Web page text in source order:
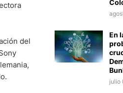
del
En
julio